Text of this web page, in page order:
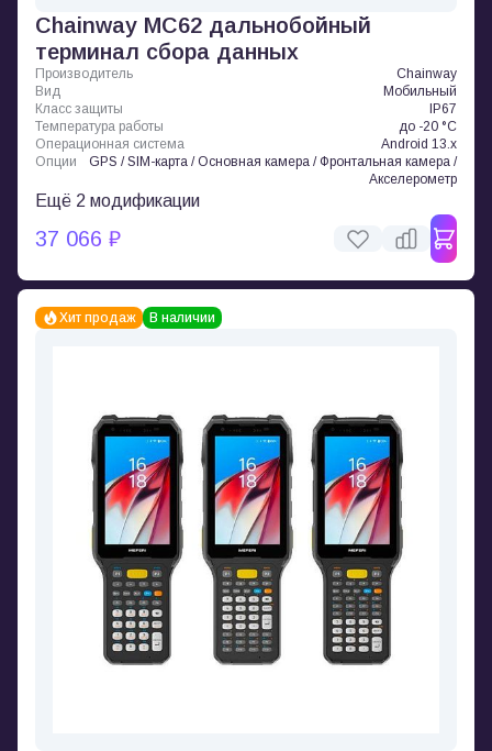
Chainway MC62 дальнобойный
терминал сбора данных
Производитель
Chainway
Вид
Мобильный
Класс защиты
IP67
Температура работы
до -20 °C
Операционная система
Android 13.x
Опции
GPS / SIM-карта / Основная камера / Фронтальная камера /
Акселерометр
Ещё 2 модификации
37 066 ₽
Хит продаж В наличии